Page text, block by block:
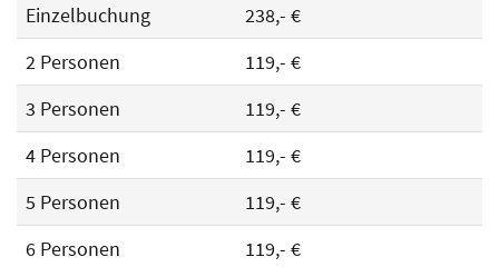
Einzelbuchung
238,- €
2 Personen
119,- €
3 Personen
119,- €
4 Personen
119,- €
5 Personen
119,- €
6 Personen
119,- €